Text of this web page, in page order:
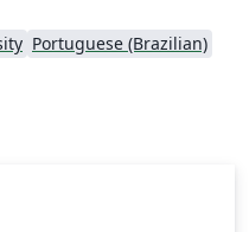
Portuguese (Brazilian)